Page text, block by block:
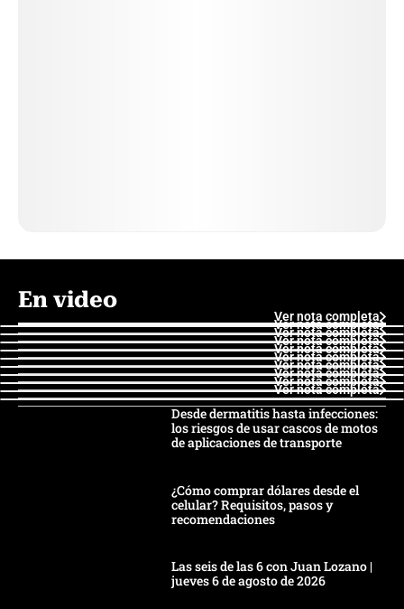
En video
Ver nota completa
Ver nota completa
Ver nota completa
Ver nota completa
Ver nota completa
Ver nota completa
Ver nota completa
Ver nota completa
Ver nota completa
Ver nota completa
Desde dermatitis hasta infecciones:
los riesgos de usar cascos de motos
de aplicaciones de transporte
¿Cómo comprar dólares desde el
celular? Requisitos, pasos y
recomendaciones
Las seis de las 6 con Juan Lozano |
jueves 6 de agosto de 2026